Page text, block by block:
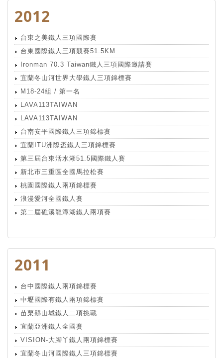
2012
台東之美鐵人三項國際賽
台東國際鐵人三項競賽51.5KM
Ironman 70.3 Taiwan鐵人三項國際邀請賽
宜蘭冬山河世界大學鐵人三項錦標賽
M18-24組 / 第一名
LAVA113TAIWAN
LAVA113TAIWAN
台南安平國際鐵人三項錦標賽
宜蘭ITU洲際盃鐵人三項錦標賽
第三屆台東活水湖51.5國際鐵人賽
新北市三重區全國馬拉松賽
桃園國際鐵人兩項錦標賽
浪漫愛河全國鐵人賽
第二屆礁溪龍潭湖鐵人兩項賽
2011
台中國際鐵人兩項錦標賽
中壢國際有鐵人兩項錦標賽
苗栗縣山城鐵人二項挑戰
宜蘭亞洲鐵人全國賽
VISION-大腳丫鐵人兩項錦標賽
宜蘭冬山河國際鐵人三項錦標賽